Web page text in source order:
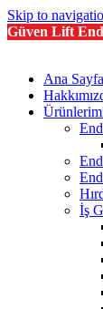
Skip to
Güven Lift
Ana Sayfa
İş